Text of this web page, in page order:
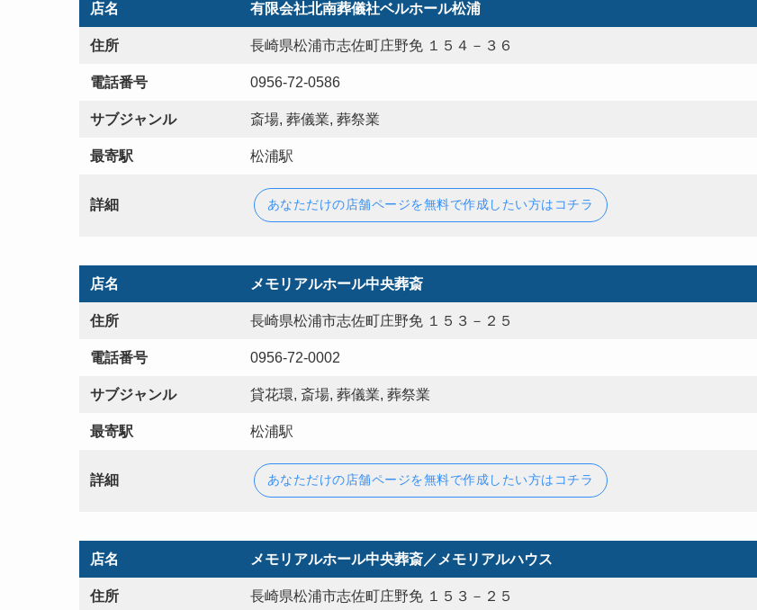
店名 有限会社北南葬儀社ベルホール松浦
住所 長崎県松浦市志佐町庄野免 １５４－３６
電話番号 0956-72-0586
サブジャンル 斎場, 葬儀業, 葬祭業
最寄駅 松浦駅
詳細 あなただけの店舗ページを無料で作成したい方はコチラ
店名 メモリアルホール中央葬斎
住所 長崎県松浦市志佐町庄野免 １５３－２５
電話番号 0956-72-0002
サブジャンル 貸花環, 斎場, 葬儀業, 葬祭業
最寄駅 松浦駅
詳細 あなただけの店舗ページを無料で作成したい方はコチラ
店名 メモリアルホール中央葬斎／メモリアルハウス
住所 長崎県松浦市志佐町庄野免 １５３－２５